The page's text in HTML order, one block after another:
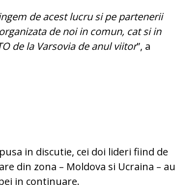
de acest lucru si pe partenerii
de noi in comun, cat si in
de la Varsovia de anul viitor”, a
in discutie, cei doi lideri fiind de
din zona – Moldova si Ucraina – au
in continuare.